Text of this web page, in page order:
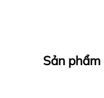
Sản phẩm